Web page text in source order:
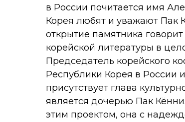
в России почитается имя
Корея любят и уважают Пак
открытие памятника
корейской литературы в
Председатель корейского
Республики Корея в России
присутствует глава
является дочерью Пак
этим проектом, она с